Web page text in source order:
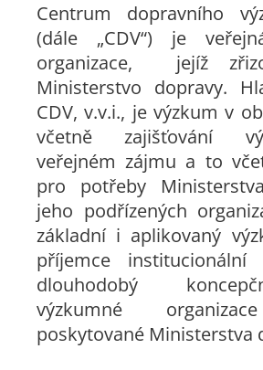
Centrum dopravního
(dále „CDV“) je
organizace, jejíž
Ministerstvo dopravy.
CDV, v.v.i., je výzkum v
včetně zajišťování
veřejném zájmu a to
pro potřeby
jeho podřízených
základní i aplikovaný
příjemce
dlouhodobý
výzkumné
poskytované Ministerstva